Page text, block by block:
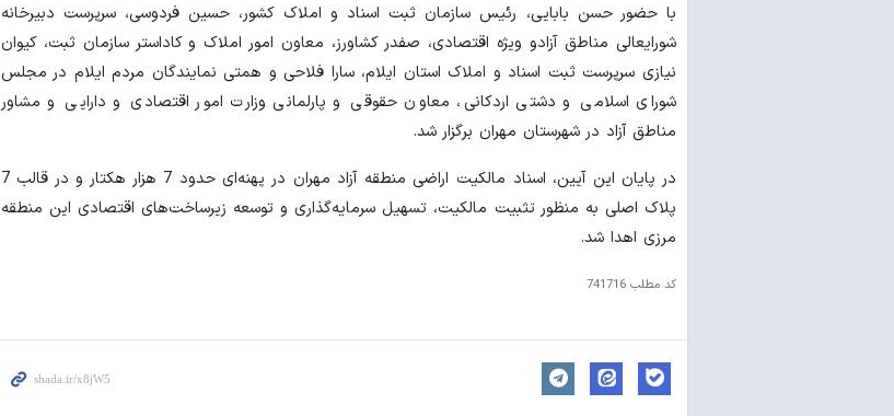
با حضور حسن بابایی، رئیس سازمان ثبت اسناد و املاک کشور، حسین فردوسی، سرپرست دبیرخانه
شورایعالی مناطق آزادو ویژه اقتصادی، صفدر کشاورز، معاون امور املاک و کاداستر سازمان ثبت، کیوان
نیازی سرپرست ثبت اسناد و املاک استان ایلام، سارا فلاحی و همتی نمایندگان مردم ایلام در مجلس
شورای اسلامی و دشتی اردکانی، معاون حقوقی و پارلمانی وزارت امور اقتصادی و دارایی و مشاور
مناطق آزاد در شهرستان مهران برگزار شد.
در پایان این آیین، اسناد مالکیت اراضی منطقه آزاد مهران در پهنه‌ای حدود 7 هزار هکتار و در قالب 7
پلاک اصلی به منظور تثبیت مالکیت، تسهیل سرمایه‌گذاری و توسعه زیرساخت‌های اقتصادی این منطقه
مرزی اهدا شد.
کد مطلب 741716